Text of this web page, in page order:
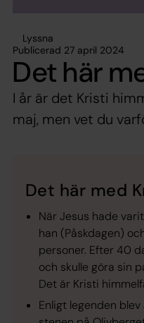
Lyssna
Publicerad 27 april 2024
Det här
I år är det Kristi
maj, men vet du
Det här med
När Jesus hade
han (Påskdagen)
personer. Efter 40
och skulle göra sin
Det är Kristi
Enligt legenden